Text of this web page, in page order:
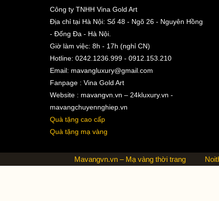
Công ty TNHH Vina Gold Art
Địa chỉ tại Hà Nội: Số 48 - Ngõ 26 - Nguyên Hồng
- Đống Đa - Hà Nội.
Giờ làm việc: 8h - 17h (nghỉ CN)
Hotline: 0242.1236.999 - 0912.153.210
Email: mavangluxury@gmail.com
Fanpage : Vina Gold Art
Website : mavangvn.vn – 24kluxury.vn -
mavangchuyennghiep.vn
Quà tặng cao cấp
Quà tặng mạ vàng
Mavangvn.vn – Mạ vàng thời trang